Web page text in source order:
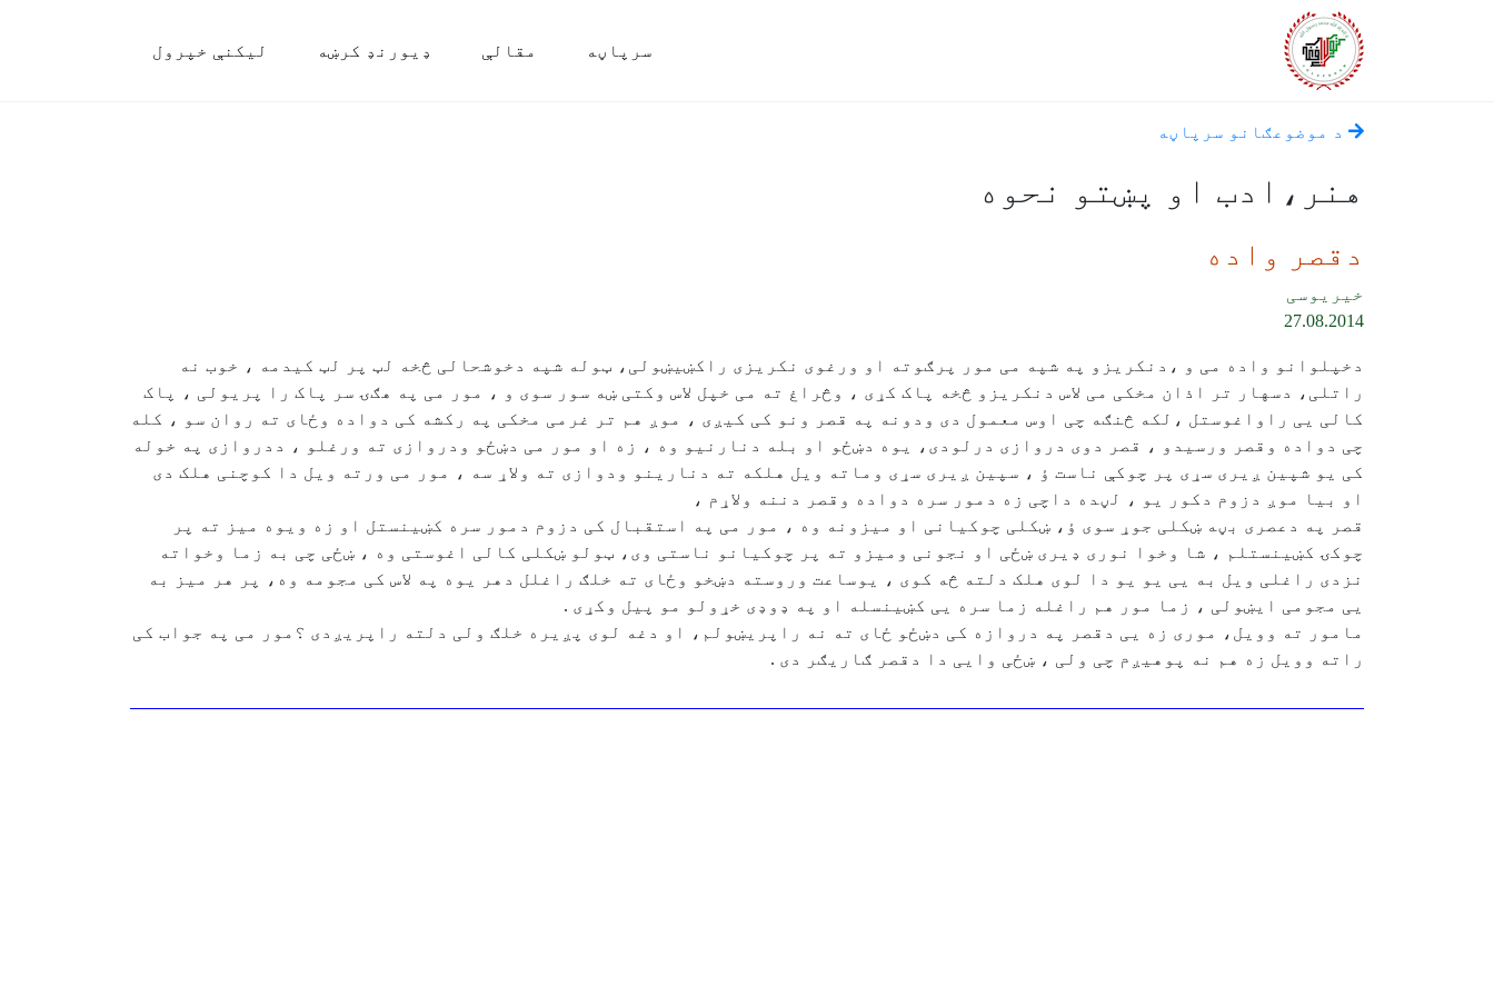
سرپاڼه مقالې ډیورنډ کرښه لیکنې خپرول
د موضوعګانو سرپاڼه
هنر،‌ادب او پښتو نحوه
دقصر واده
خیریوسی
27.08.2014
دخپلوانو واده می و ،دنکریزو په شپه می مور پرګوته او ورغوی نکریزی راکښیښولی، ټوله شپه دخوشحالی څخه لټ پر لټ کیدمه ، خوب نه
راتلی، دسهار تر اذان مخکی می لاس دنکریزو څخه پاک کړی ، وڅراغ ته می خپل لاس وکتی ښه سور سوی و ، مور می په هګۍ سر پاک را پریولی ، پاک
کالی یی راواغوستل ،لکه څنګه چی اوس معمول دی ودونه په قصر ونو کی کیږی ، موږ هم تر غرمی مخکی په رکشه کی دواده وځای ته روان سو ، کله
چی دواده وقصر ورسیدو ، قصر دوی دروازی درلودی، یوه دښځو او بله دنارنیو وه ، زه او مور می دښځو ودروازی ته ورغلو ، ددروازی په خوله
کی یو شپین ږیری سړی پر چوکې ناست ؤ ، سپین ږیری سړی وماته ویل هلکه ته دنارینو ودوازی ته ولاړ سه ، مور می ورته ویل دا کوچنی هلک دی
او بیا موږ دزوم دکور یو ، لڼده داچی زه دمور سره دواده وقصر دننه ولاړم ،
قصر په دعصری بڼه ښکلی جوړ سوی ؤ، ښکلی چوکیانی او میزونه وه ، مور می په استقبال کی دزوم دمور سره کښینستل او زه ویوه میز ته پر
چوکۍ کښینستلم ، شا وخوا نوری ډیری ښځی او نجونی ومیزو ته پر چوکیانو ناستی وی، ټولو ښکلی کالی اغوستی وه ، ښځی چی به زما وخواته
نزدی راغلی ویل به یی یو یو دا لوی هلک دلته څه کوی ، یوساعت وروسته دښخو وځای ته خلګ راغلل دهر یوه په لاس کی مجومه وه، پر هر میز به
یی مجومی ایښولی ، زما مور هم راغله زما سره یی کښینسله او په ډوډی خړولو مو پیل وکړی .
مامور ته وویل، موری زه یی دقصر په دروازه کی دښځو ځای ته نه راپریښولم، او دغه لوی پږیره خلګ ولی دلته راپریږدی ؟مور می په جواب کی
راته وویل زه هم نه پوهیږم چی ولی ، ښځی وایی دا دقصر ګاریګر دی .